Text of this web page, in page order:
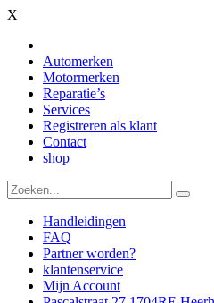
X
Automerken
Motormerken
Reparatie’s
Services
Registreren als klant
Contact
shop
Handleidingen
FAQ
Partner worden?
klantenservice
Mijn Account